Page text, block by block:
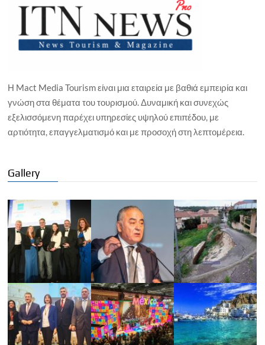
Η Mact Media Tourism είναι μια εταιρεία με βαθιά εμπειρία και
γνώση στα θέματα του τουρισμού. Δυναμική και συνεχώς
εξελισσόμενη παρέχει υπηρεσίες υψηλού επιπέδου, με
αρτιότητα, επαγγελματισμό και με προσοχή στη λεπτομέρεια.
Gallery